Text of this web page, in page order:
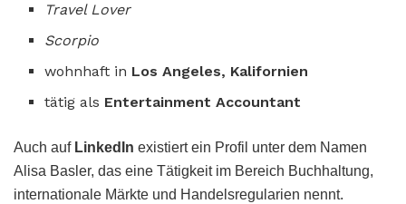
Travel Lover
Scorpio
wohnhaft in Los Angeles, Kalifornien
tätig als Entertainment Accountant
Auch auf LinkedIn existiert ein Profil unter dem Namen
Alisa Basler, das eine Tätigkeit im Bereich Buchhaltung,
internationale Märkte und Handelsregularien nennt.